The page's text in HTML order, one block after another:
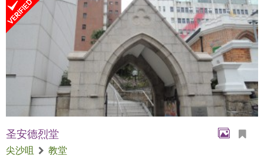
圣安德烈堂
尖沙咀
教堂